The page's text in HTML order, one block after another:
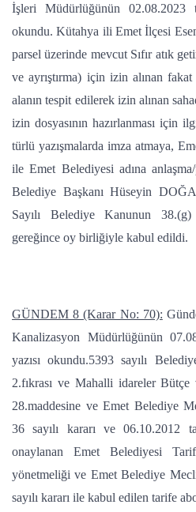
İşleri Müdürlüğünün 02.08.2023
okundu. Kütahya ili Emet İlçesi
parsel üzerinde mevcut Sıfır atık
ve ayrıştırma) için izin alınan
alanın tespit edilerek izin alınan
izin dosyasının hazırlanması için
türlü yazışmalarda imza atmaya,
ile Emet Belediyesi adına
Belediye Başkanı Hüseyin
Sayılı Belediye Kanunun
gereğince oy birliğiyle kabul edildi.
GÜNDEM 8 (Karar No: 70):
Kanalizasyon Müdürlüğünün
yazısı okundu.5393 sayılı
2.fıkrası ve Mahalli idareler
28.maddesine ve Emet Belediye
36 sayılı kararı ve 06.10.2012
onaylanan Emet Belediyesi
yönetmeliği ve Emet Belediye
sayılı kararı ile kabul edilen tarife